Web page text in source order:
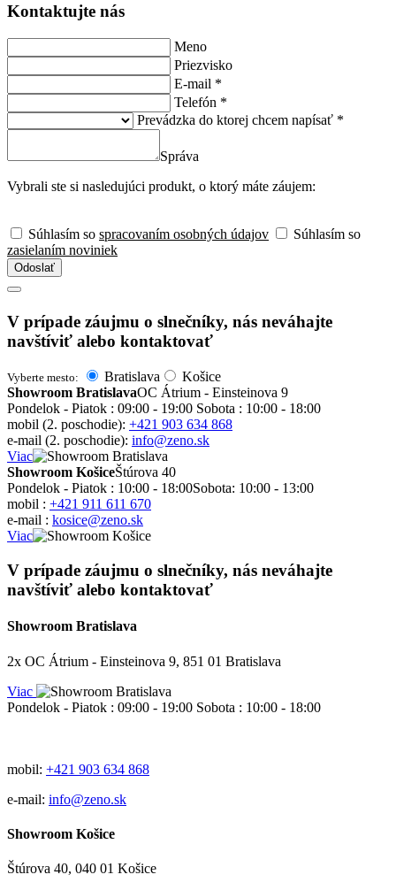
Kontaktujte nás
Meno
Priezvisko
E-mail *
Telefón *
Prevádzka do ktorej chcem napísať *
Správa
Vybrali ste si nasledujúci produkt, o ktorý máte záujem:
Súhlasím so spracovaním osobných údajov
Súhlasím so
zasielaním noviniek
Odoslať
V prípade záujmu o slnečníky, nás neváhajte
navštíviť alebo kontaktovať
Vyberte mesto: Bratislava
Košice
Showroom BratislavaOC Átrium - Einsteinova 9
Pondelok - Piatok : 09:00 - 19:00 Sobota : 10:00 - 18:00
mobil (2. poschodie): +421 903 634 868
e-mail (2. poschodie): info@zeno.sk
Viac
Showroom KošiceŠtúrova 40
Pondelok - Piatok : 10:00 - 18:00Sobota: 10:00 - 13:00
mobil : +421 911 611 670
e-mail : kosice@zeno.sk
Viac
V prípade záujmu o slnečníky, nás neváhajte
navštíviť alebo kontaktovať
Showroom Bratislava
2x OC Átrium - Einsteinova 9, 851 01 Bratislava
Viac
Pondelok - Piatok : 09:00 - 19:00 Sobota : 10:00 - 18:00
mobil: +421 903 634 868
e-mail: info@zeno.sk
Showroom Košice
Štúrova 40, 040 01 Košice